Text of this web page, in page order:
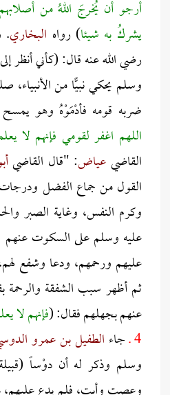
أرجو أن يُخرجَ اللهُ من
يشركُ به شيئا) رواه البخاري.
رضي الله عنه قال: (كأني أنظر
وسلم يحكي نبيًّا من الأنبياء،
ضربه قومه فأدْمَوْهُ وهو
اللهم اغفرلقومي فإنهم لا
القاضيعياض: "قال القاضي
القول من جماع الفضل
وكرم النفس، وغاية الصبر
عليه وسلم على السكوت
عليهم ورحمهم، ودعا وشفع
ثم أظهر سبب الشفقة والرحمة
عنهم بجهلهم فقال: (فإنهم لا
4 ـجاء الطفيل بن عمرو
وسلم وذكر له أن دوْساً